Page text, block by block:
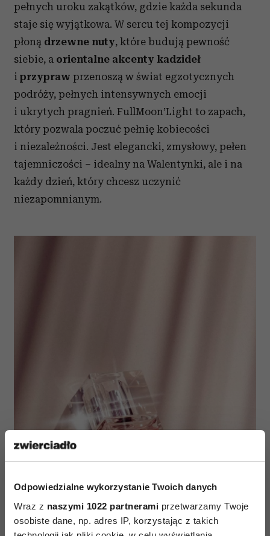
Odpowiedzialne wykorzystanie Twoich danych
Wraz z naszymi 1022 partnerami przetwarzamy Twoje
osobiste dane, np. adres IP, korzystając z takich
pełnych uroku zakątków, gdzie każda sekunda
staje się wyjątkowa. W sercu tej kompozycji
płoną drzewne nuty, które budują pewność
siebie, a orientalne akcenty kadzideł
i przypraw przenoszą w świat egzotycznych
podróży, pełnych intensywnych emocji
i ukrytych pragnień. FullMoon’Light to zapach,
który pozwala poczuć pełnię kobiecości
i niezależności. Jest elegancki, zmysłowy, pełen
tajemniczości – idealny na Walentynki, ale i na
każdy dzień, który chcesz uczynić
niezapomnianym.